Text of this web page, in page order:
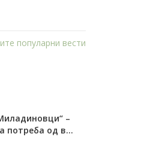
популарни вести
–
потреба од в...